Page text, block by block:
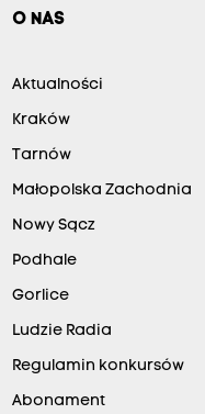
O NAS
Aktualności
Kraków
Tarnów
Małopolska Zachodnia
Nowy Sącz
Podhale
Gorlice
Ludzie Radia
Regulamin konkursów
Abonament